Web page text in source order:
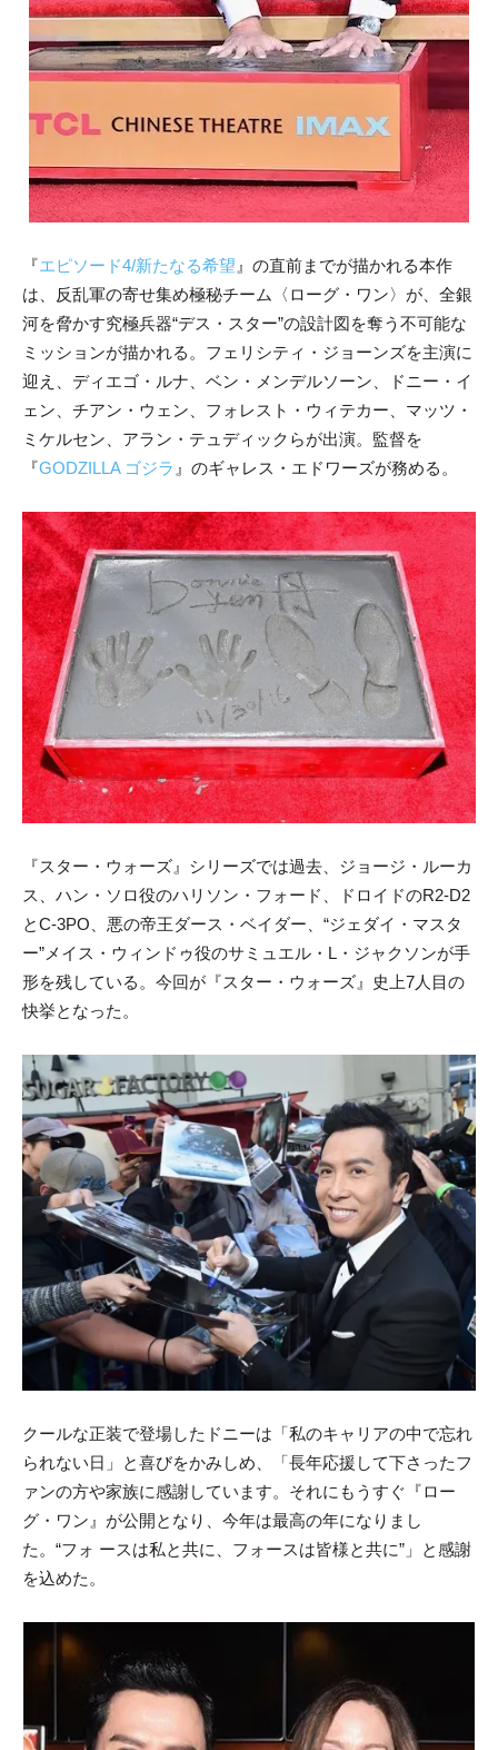
『エピソード4/新たなる希望 』の直前までが描かれる本作
は、反乱軍の寄せ集め極秘チーム〈ローグ・ワン〉が、全銀
河を脅かす究極兵器“デス・スター”の設計図を奪う不可能な
ミッションが描かれる。フェリシティ・ジョーンズを主演に
迎え、ディエゴ・ルナ、ベン・メンデルソーン、ドニー・イ
ェン、チアン・ウェン、フォレスト・ウィテカー、マッツ・
ミケルセン、アラン・テュディックらが出演。監督を
『GODZILLA ゴジラ 』のギャレス・エドワーズが務める。
『スター・ウォーズ』シリーズでは過去、ジョージ・ルーカ
ス、ハン・ソロ役のハリソン・フォード、ドロイドのR2-D2
とC-3PO、悪の帝王ダース・ベイダー、“ジェダイ・マスタ
ー”メイス・ウィンドゥ役のサミュエル・L・ジャクソンが手
形を残している。今回が『スター・ウォーズ』史上7人目の
快挙となった。
クールな正装で登場したドニーは「私のキャリアの中で忘れ
られない日」と喜びをかみしめ、「長年応援して下さったフ
ァンの方や家族に感謝しています。それにもうすぐ『ロー
グ・ワン』が公開となり、今年は最高の年になりまし
た。“フォ ースは私と共に、フォースは皆様と共に”」と感謝
を込めた。